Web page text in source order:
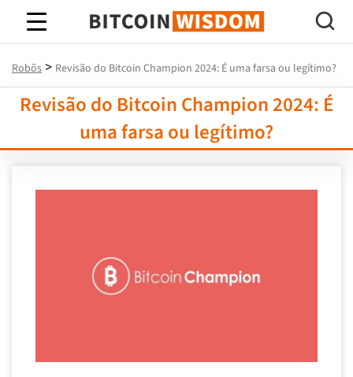
Sabedoria do Bitcoin
Robôs > Revisão do Bitcoin Champion 2024: É uma farsa ou legítimo?
Revisão do Bitcoin Champion 2024: É
uma farsa ou legítimo?